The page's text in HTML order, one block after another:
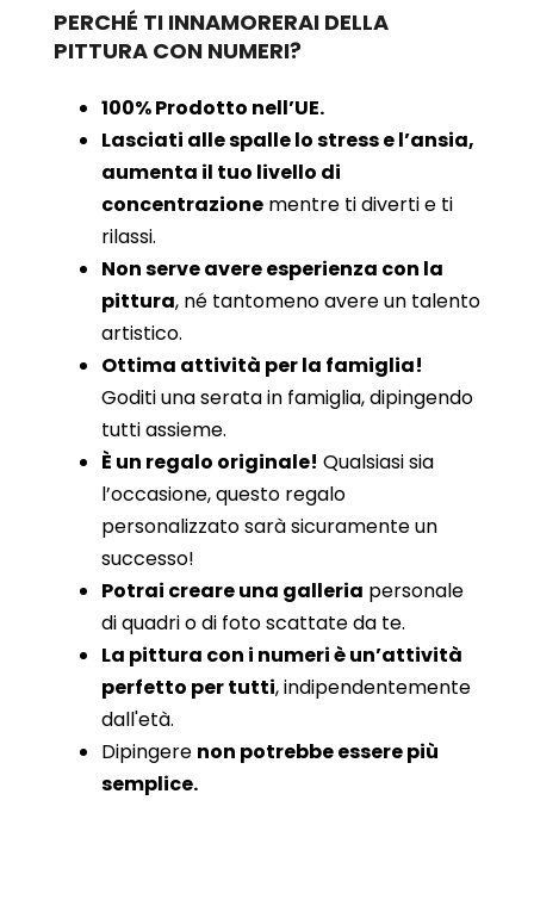
PERCHÉ TI INNAMORERAI DELLA
PITTURA CON NUMERI?
100% Prodotto nell’UE.
Lasciati alle spalle lo stress e l’ansia,
aumenta il tuo livello di
concentrazione mentre ti diverti e ti
rilassi.
Non serve avere esperienza con la
pittura, né tantomeno avere un talento
artistico.
Ottima attività per la famiglia!
Goditi una serata in famiglia, dipingendo
tutti assieme.
È un regalo originale! Qualsiasi sia
l’occasione, questo regalo
personalizzato sarà sicuramente un
successo!
Potrai creare una galleria personale
di quadri o di foto scattate da te.
La pittura con i numeri è un’attività
perfetto per tutti, indipendentemente
dall'età.
Dipingere non potrebbe essere più
semplice.